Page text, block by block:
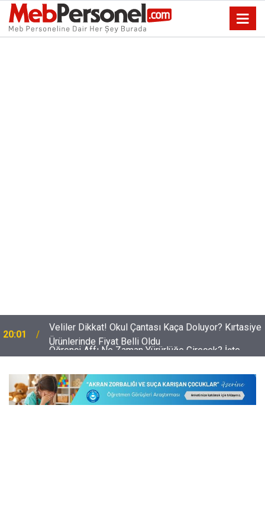
19:29
Öğrenci Affı Ne Zaman Yürürlüğe Girecek? İşte
Belirlenen Tarihler